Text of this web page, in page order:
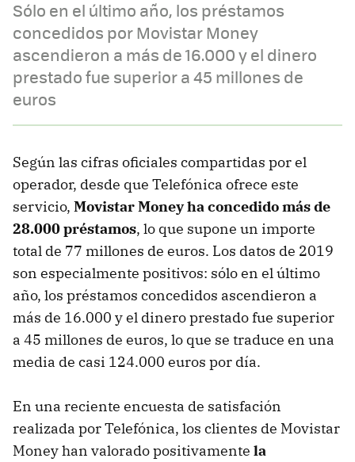
Sólo en el último año, los préstamos
concedidos por Movistar Money
ascendieron a más de 16.000 y el dinero
prestado fue superior a 45 millones de
euros
Según las cifras oficiales compartidas por el
operador, desde que Telefónica ofrece este
servicio, Movistar Money ha concedido más de
28.000 préstamos, lo que supone un importe
total de 77 millones de euros. Los datos de 2019
son especialmente positivos: sólo en el último
año, los préstamos concedidos ascendieron a
más de 16.000 y el dinero prestado fue superior
a 45 millones de euros, lo que se traduce en una
media de casi 124.000 euros por día.
En una reciente encuesta de satisfación
realizada por Telefónica, los clientes de Movistar
Money han valorado positivamente la